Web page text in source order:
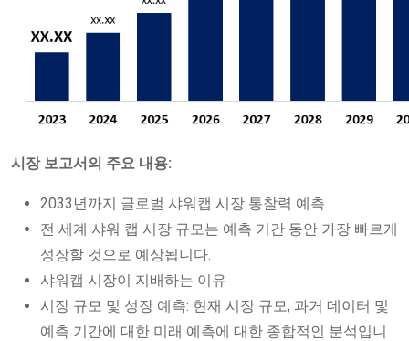
시장 보고서의 주요 내용:
2033년까지 글로벌 샤워캡 시장 통찰력 예측
전 세계 샤워 캡 시장 규모는 예측 기간 동안 가장 빠르게
성장할 것으로 예상됩니다.
샤워캡 시장이 지배하는 이유
시장 규모 및 성장 예측: 현재 시장 규모, 과거 데이터 및
예측 기간에 대한 미래 예측에 대한 종합적인 분석입니